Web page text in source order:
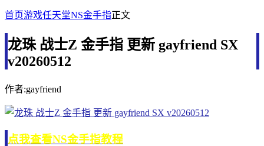
首页游戏任天堂NS金手指正文
龙珠 战士Z 金手指 更新 gayfriend SX
v20260512
作者:gayfriend
点我查看NS金手指教程